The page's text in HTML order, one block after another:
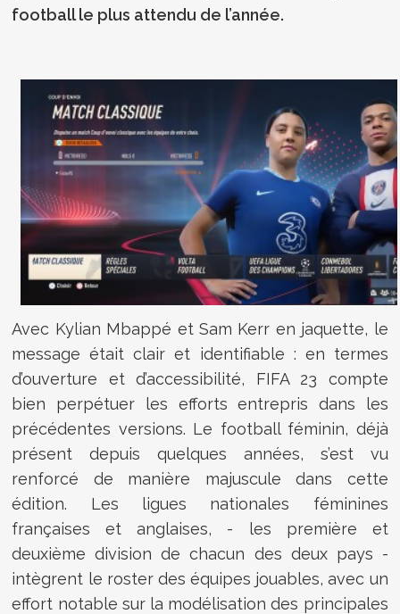
football le plus attendu de l’année.
Avec Kylian Mbappé et Sam Kerr en jaquette, le
message était clair et identifiable : en termes
d’ouverture et d’accessibilité, FIFA 23 compte
bien perpétuer les efforts entrepris dans les
précédentes versions. Le football féminin, déjà
présent depuis quelques années, s’est vu
renforcé de manière majuscule dans cette
édition. Les ligues nationales féminines
françaises et anglaises, - les première et
deuxième division de chacun des deux pays -
intègrent le roster des équipes jouables, avec un
effort notable sur la modélisation des principales